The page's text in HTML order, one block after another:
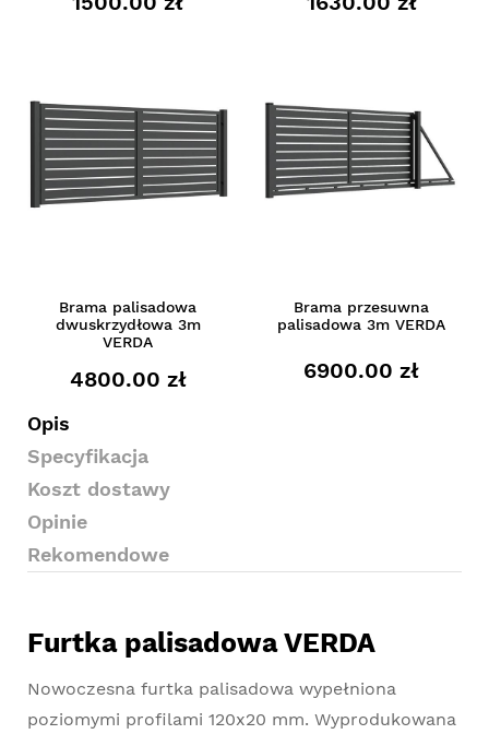
Brama palisadowa
dwuskrzydłowa 3m
VERDA
4800.00 zł
Brama przesuwna
palisadowa 3m VERDA
6900.00 zł
Opis
Specyfikacja
Koszt dostawy
Opinie
Rekomendowe
Furtka palisadowa VERDA
Nowoczesna furtka palisadowa wypełniona
poziomymi profilami 120x20 mm. Wyprodukowana